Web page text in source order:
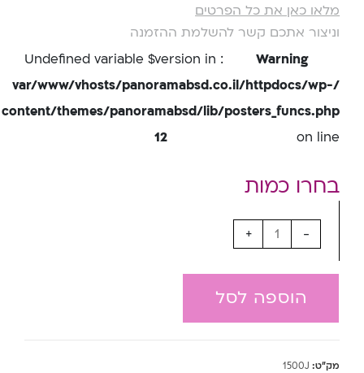
מלאו כאן את כל הפרטים
וניצור אתכם קשר להשלמת ההזמנה
Warning
: Undefined variable $version in
/var/www/vhosts/panoramabsd.co.il/httpdocs/wp-
content/themes/panoramabsd/lib/posters_funcs.php
on line
12
-
+
הוספה לסל
מק"ט: 1500J